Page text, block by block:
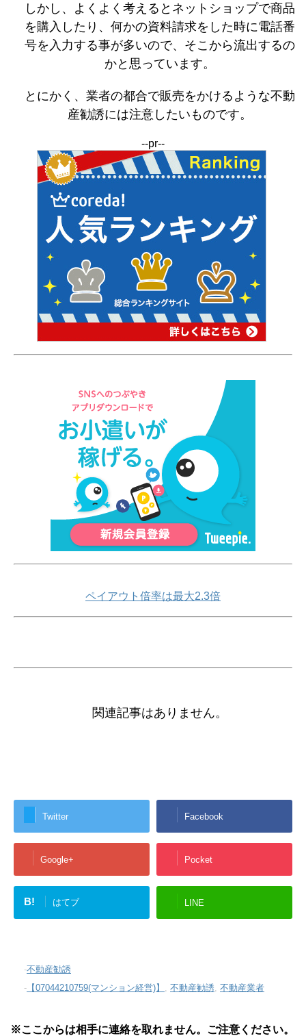
しかし、よくよく考えるとネットショップで商品
を購入したり、何かの資料請求をした時に電話番
号を入力する事が多いので、そこから流出するの
かと思っています。
とにかく、業者の都合で販売をかけるような不動
産勧誘には注意したいものです。
--pr--
ペイアウト倍率は最大2.3倍
関連記事はありません。
Twitter Facebook
Google+ Pocket
B! はてブ LINE
-不動産勧誘
- 【07044210759(マンション経営)】 不動産勧誘 不動産業者
※ここからは相手に連絡を取れません。ご注意ください。